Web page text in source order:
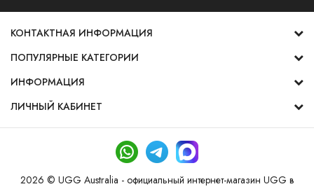
КОНТАКТНАЯ ИНФОРМАЦИЯ
ПОПУЛЯРНЫЕ КАТЕГОРИИ
ИНФОРМАЦИЯ
ЛИЧНЫЙ КАБИНЕТ
2026 © UGG Australia - официальный интернет-магазин UGG в